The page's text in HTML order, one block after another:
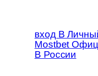
вход В
Mostbet
В России